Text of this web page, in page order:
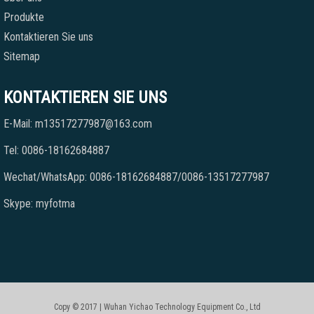
Produkte
Kontaktieren Sie uns
Sitemap
KONTAKTIEREN SIE UNS
E-Mail: m13517277987@163.com
Tel: 0086-18162684887
Wechat/WhatsApp: 0086-18162684887/0086-13517277987
Skype: myfotma
Copy © 2017 | Wuhan Yichao Technology Equipment Co., Ltd